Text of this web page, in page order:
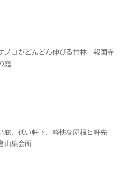
ノコがどんどん伸びる竹林 報国寺
庭
庇、低い軒下、軽快な屋根と軒先
山集会所